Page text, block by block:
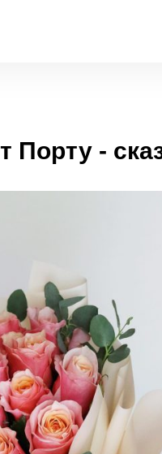
Порту -